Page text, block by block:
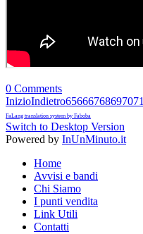
0 Comments
InizioIndietro65666768697071
FaLang translation system by Faboba
Switch to Desktop Version
Powered by InUnMinuto.it
Home
Avvisi e bandi
Chi Siamo
I punti vendita
Link Utili
Contatti